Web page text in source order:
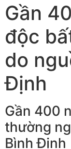
Gần
độc
do
Định
Gần 400
thường
Bình Định